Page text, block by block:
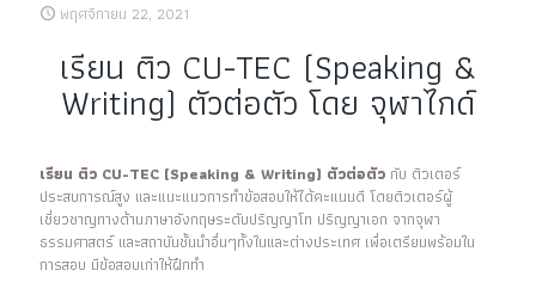
พฤศจิกายน 22, 2021
เรียน ติว CU-TEC (Speaking &
Writing) ตัวต่อตัว โดย จุฬาไกด์
เรียน ติว CU-TEC (Speaking & Writing) ตัวต่อตัวกับ ติวเตอร์
ประสบการณ์สูง และแนะแนวการทำข้อสอบให้ได้คะแนนดี โดยติวเตอร์ผู้
เชี่ยวชาญทางด้านภาษาอังกฤษระดับปริญญาโท ปริญญาเอก จากจุฬา
ธรรมศาสตร์ และสถาบันชั้นนำอื่นๆทั้งในและต่างประเทศ เพื่อเตรียมพร้อมใน
การสอบ มีข้อสอบเก่าให้ฝึกทำ